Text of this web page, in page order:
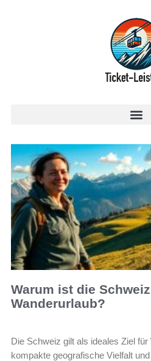
Warum ist die
Wanderurlaub?
Die Schweiz gilt als ideales Ziel
kompakte geografische Vielfalt